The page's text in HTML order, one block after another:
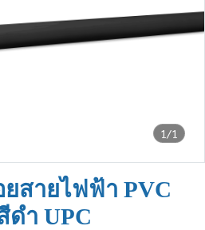
1/1
ยสายไฟฟ้า PVC
ดำ UPC